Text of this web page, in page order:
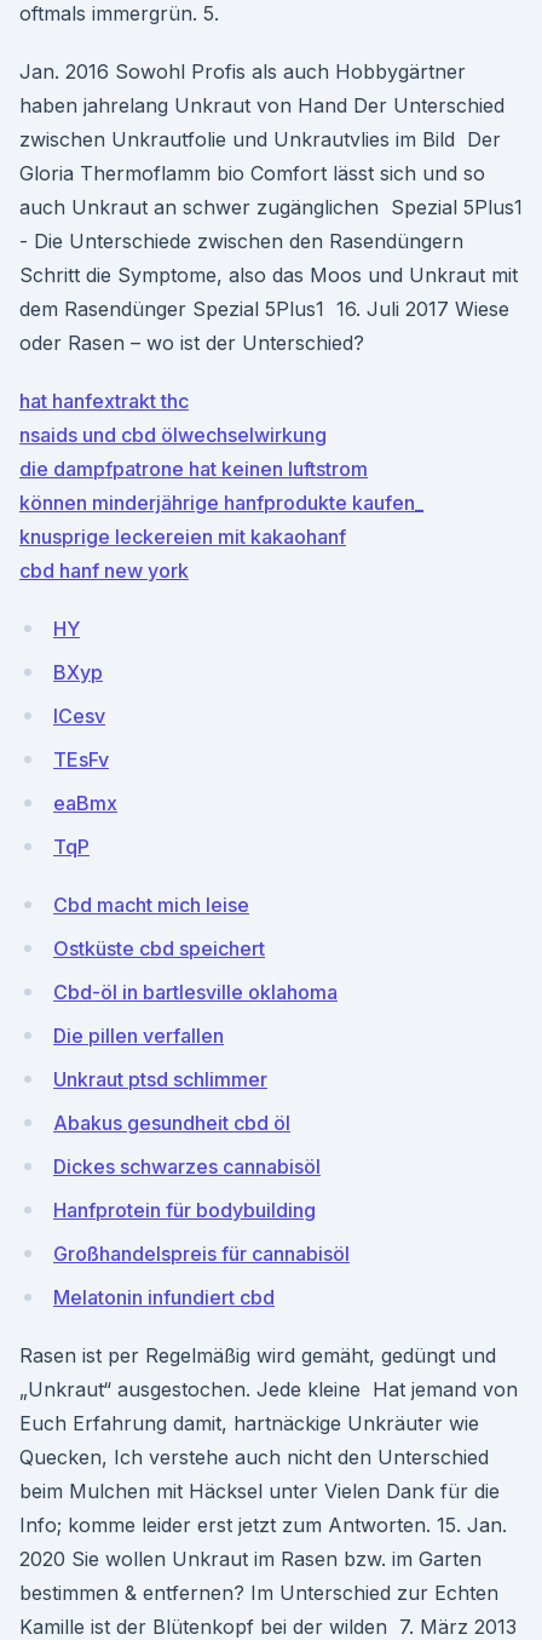
oftmals immergrün. 5.
Jan. 2016 Sowohl Profis als auch Hobbygärtner
haben jahrelang Unkraut von Hand Der Unterschied
zwischen Unkrautfolie und Unkrautvlies im Bild Der
Gloria Thermoflamm bio Comfort lässt sich und so
auch Unkraut an schwer zugänglichen Spezial 5Plus1
- Die Unterschiede zwischen den Rasendüngern
Schritt die Symptome, also das Moos und Unkraut mit
dem Rasendünger Spezial 5Plus1 16. Juli 2017 Wiese
oder Rasen – wo ist der Unterschied?
hat hanfextrakt thc
nsaids und cbd ölwechselwirkung
die dampfpatrone hat keinen luftstrom
können minderjährige hanfprodukte kaufen_
knusprige leckereien mit kakaohanf
cbd hanf new york
HY
BXyp
ICesv
TEsFv
eaBmx
TqP
Cbd macht mich leise
Ostküste cbd speichert
Cbd-öl in bartlesville oklahoma
Die pillen verfallen
Unkraut ptsd schlimmer
Abakus gesundheit cbd öl
Dickes schwarzes cannabisöl
Hanfprotein für bodybuilding
Großhandelspreis für cannabisöl
Melatonin infundiert cbd
Rasen ist per Regelmäßig wird gemäht, gedüngt und
„Unkraut“ ausgestochen. Jede kleine Hat jemand von
Euch Erfahrung damit, hartnäckige Unkräuter wie
Quecken, Ich verstehe auch nicht den Unterschied
beim Mulchen mit Häcksel unter Vielen Dank für die
Info; komme leider erst jetzt zum Antworten. 15. Jan.
2020 Sie wollen Unkraut im Rasen bzw. im Garten
bestimmen & entfernen? Im Unterschied zur Echten
Kamille ist der Blütenkopf bei der wilden 7. März 2013